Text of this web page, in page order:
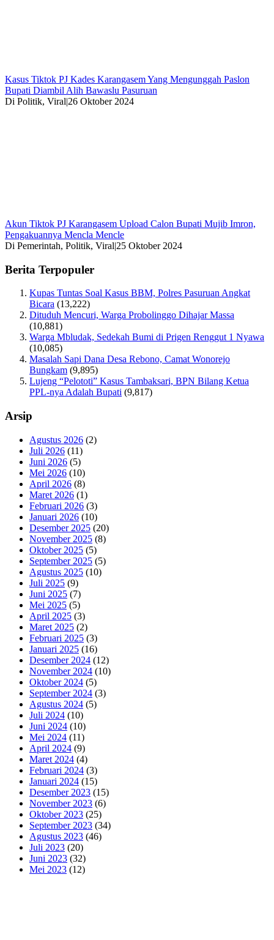
Kasus Tiktok PJ Kades Karangasem Yang Mengunggah Paslon
Bupati Diambil Alih Bawaslu Pasuruan
Di Politik, Viral|26 Oktober 2024
Akun Tiktok PJ Karangasem Upload Calon Bupati Mujib Imron,
Pengakuannya Mencla Mencle
Di Pemerintah, Politik, Viral|25 Oktober 2024
Berita Terpopuler
Kupas Tuntas Soal Kasus BBM, Polres Pasuruan Angkat
Bicara (13,222)
Dituduh Mencuri, Warga Probolinggo Dihajar Massa
(10,881)
Warga Mbludak, Sedekah Bumi di Prigen Renggut 1 Nyawa
(10,085)
Masalah Sapi Dana Desa Rebono, Camat Wonorejo
Bungkam (9,895)
Lujeng “Pelototi” Kasus Tambaksari, BPN Bilang Ketua
PPL-nya Adalah Bupati (9,817)
Arsip
Agustus 2026 (2)
Juli 2026 (11)
Juni 2026 (5)
Mei 2026 (10)
April 2026 (8)
Maret 2026 (1)
Februari 2026 (3)
Januari 2026 (10)
Desember 2025 (20)
November 2025 (8)
Oktober 2025 (5)
September 2025 (5)
Agustus 2025 (10)
Juli 2025 (9)
Juni 2025 (7)
Mei 2025 (5)
April 2025 (3)
Maret 2025 (2)
Februari 2025 (3)
Januari 2025 (16)
Desember 2024 (12)
November 2024 (10)
Oktober 2024 (5)
September 2024 (3)
Agustus 2024 (5)
Juli 2024 (10)
Juni 2024 (10)
Mei 2024 (11)
April 2024 (9)
Maret 2024 (4)
Februari 2024 (3)
Januari 2024 (15)
Desember 2023 (15)
November 2023 (6)
Oktober 2023 (25)
September 2023 (34)
Agustus 2023 (46)
Juli 2023 (20)
Juni 2023 (32)
Mei 2023 (12)